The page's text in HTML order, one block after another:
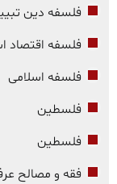
فلسفه دین
فلسفه اقتصاد
فلسفه اسلامی
فلسطین
فلسطین
فقه و مصالح